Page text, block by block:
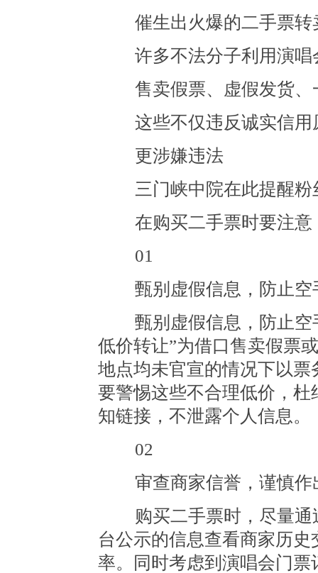
催生出火爆的二手票转
许多不法分子利用演唱
售卖假票、虚假发货、
这些不仅违反诚实信用
更涉嫌违法
三门峡中院在此提醒粉
在购买二手票时要注意
01
甄别虚假信息，防止空
甄别虚假信息，防止空
低价转让”为借口售卖假票
地点均未官宣的情况下以
要警惕这些不合理低价，
知链接，不泄露个人信息。
02
审查商家信誉，谨慎作
购买二手票时，尽量通
台公示的信息查看商家历
率。同时考虑到演唱会门